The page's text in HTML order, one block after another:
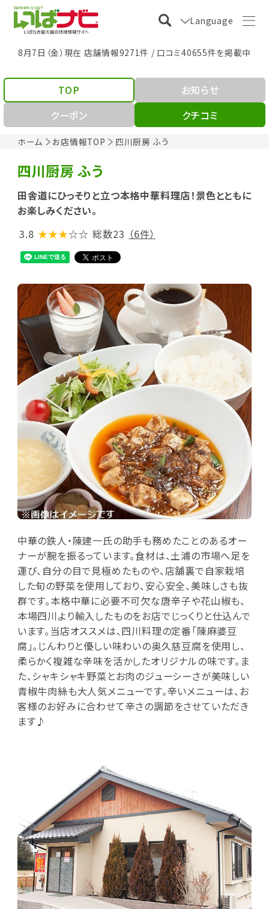
Language
8月7日（金）現在 店舗情報9271件 / 口コミ40655件を掲載中
ホーム お店情報TOP 四川厨房 ふう
TOP
お知らせ
クーポン
クチコミ
四川厨房 ふう
田舎道にひっそりと立つ本格中華料理店！景色とともに
お楽しみください。
3.8 ★★★☆☆ 総数23 （6件）
中華の鉄人・陳建一氏の助手も務めたことのあるオー
ナーが腕を振るっています。食材は、土浦の市場へ足を
運び、自分の目で見極めたものや、店舗裏で自家栽培
した旬の野菜を使用しており、安心安全、美味しさも抜
群です。本格中華に必要不可欠な唐辛子や花山椒も、
本場四川より輸入したものをお店でじっくりと仕込んで
います。当店オススメは、四川料理の定番「陳麻婆豆
腐」。じんわりと優しい味わいの奥久慈豆腐を使用し、
柔らかく複雑な辛味を活かしたオリジナルの味です。ま
た、シャキシャキ野菜とお肉のジューシーさが美味しい
青椒牛肉絲も大人気メニューです。辛いメニューは、お
客様のお好みに合わせて辛さの調節をさせていただき
ます♪